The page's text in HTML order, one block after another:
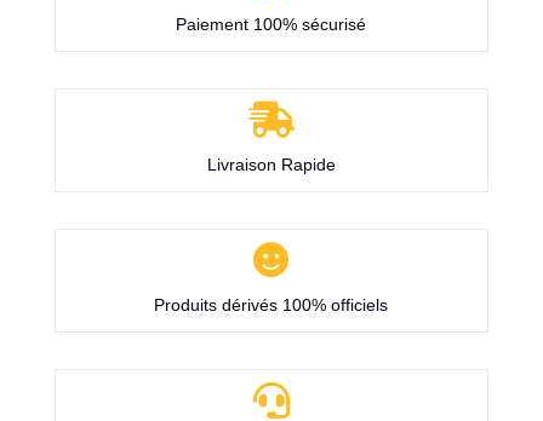
Paiement 100% sécurisé

Livraison Rapide

Produits dérivés 100% officiels
